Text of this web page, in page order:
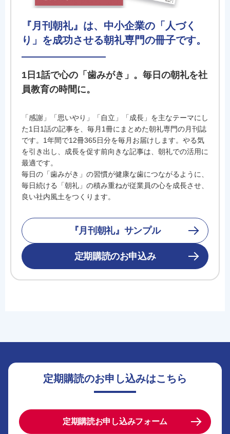
『月刊朝礼』は、中小企業の「人づく
り」を成功させる朝礼専門の冊子です。
1日1話で心の「歯みがき」。毎日の朝礼を社
員教育の時間に。
「感謝」「思いやり」「自立」「成長」を主なテーマにし
た1日1話の記事を、毎月1冊にまとめた朝礼専門の月刊誌
です。1年間で12冊365日分を毎月お届けします。やる気
を引き出し、成長を促す前向きな記事は、朝礼での活用に
最適です。
毎日の「歯みがき」の習慣が健康な歯につながるように、
毎日続ける「朝礼」の積み重ねが従業員の心を成長させ、
良い社内風土をつくります。
『月刊朝礼』サンプル
定期購読のお申込み
定期購読のお申し込みはこちら
定期購読お申し込みフォーム